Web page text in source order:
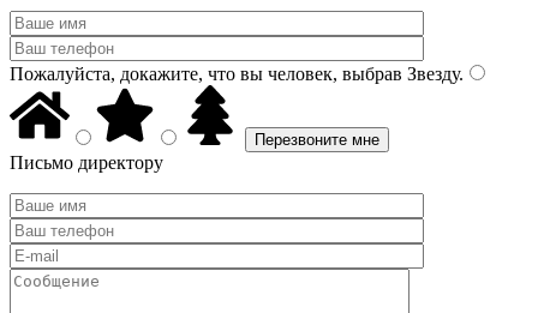
Пожалуйста, докажите, что вы человек, выбрав Звезду.
Письмо директору